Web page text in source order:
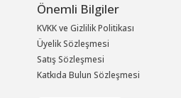
Önemli Bilgiler
KVKK ve Gizlilik Politikası
Üyelik Sözleşmesi
Satış Sözleşmesi
Katkıda Bulun Sözleşmesi